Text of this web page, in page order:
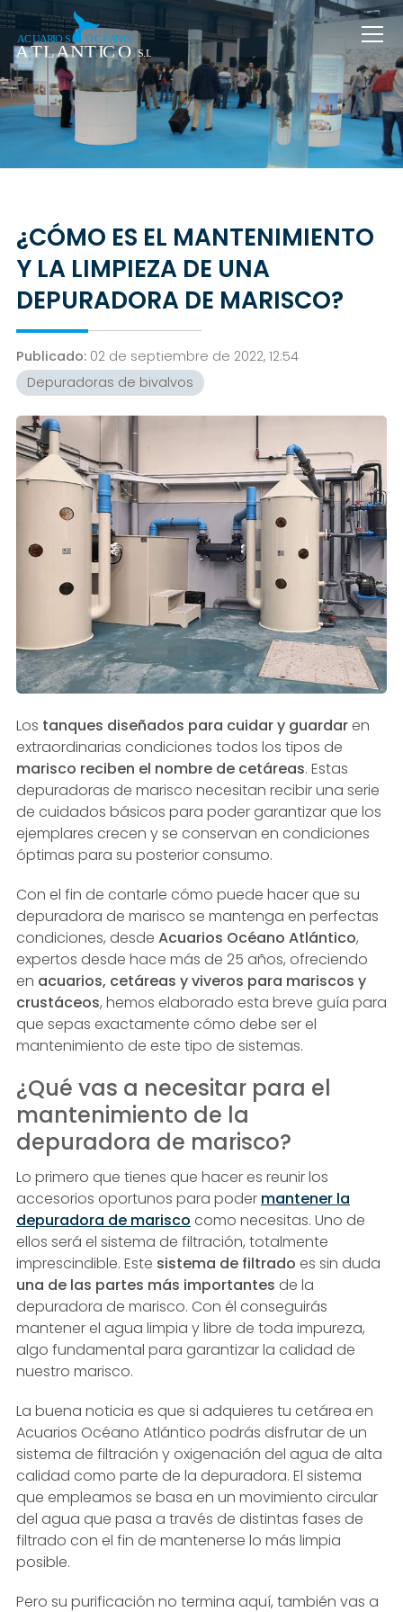
¿CÓMO ES EL MANTENIMIENTO
Y LA LIMPIEZA DE UNA
DEPURADORA DE MARISCO?
Publicado: 02 de septiembre de 2022, 12:54
Depuradoras de bivalvos
Los tanques diseñados para cuidar y guardaren
extraordinarias condiciones todos los tipos de
marisco reciben el nombre de cetáreas. Estas
depuradoras de marisco necesitan recibir una serie
de cuidados básicos para poder garantizar que los
ejemplares crecen y se conservan en condiciones
óptimas para su posterior consumo.
Con el fin de contarle cómo puede hacer que su
depuradora de marisco se mantenga en perfectas
condiciones, desde Acuarios Océano Atlántico,
expertos desde hace más de 25 años, ofreciendo
en acuarios, cetáreas y viveros para mariscos y
crustáceos, hemos elaborado esta breve guía para
que sepas exactamente cómo debe ser el
mantenimiento de este tipo de sistemas.
¿Qué vas a necesitar para el
mantenimiento de la
depuradora de marisco?
Lo primero que tienes que hacer es reunir los
accesorios oportunos para poder mantener la
depuradora de marisco como necesitas. Uno de
ellos será el sistema de filtración, totalmente
imprescindible. Este sistema de filtrado es sin duda
una de las partes más importantes de la
depuradora de marisco. Con él conseguirás
mantener el agua limpia y libre de toda impureza,
algo fundamental para garantizar la calidad de
nuestro marisco.
La buena noticia es que si adquieres tu cetárea en
Acuarios Océano Atlántico podrás disfrutar de un
sistema de filtración y oxigenación del agua de alta
calidad como parte de la depuradora. El sistema
que empleamos se basa en un movimiento circular
del agua que pasa a través de distintas fases de
filtrado con el fin de mantenerse lo más limpia
posible.
Pero su purificación no termina aquí, también vas a